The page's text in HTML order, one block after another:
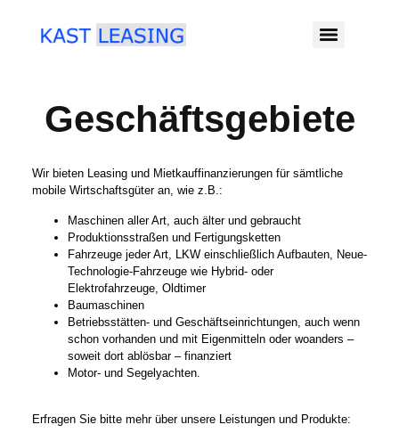
Geschäftsgebiete
Wir bieten Leasing und Mietkauffinanzierungen für sämtliche
mobile Wirtschaftsgüter an, wie z.B.:
Maschinen aller Art, auch älter und gebraucht
Produktionsstraßen und Fertigungsketten
Fahrzeuge jeder Art, LKW einschließlich Aufbauten, Neue-
Technologie-Fahrzeuge wie Hybrid- oder
Elektrofahrzeuge, Oldtimer
Baumaschinen
Betriebsstätten- und Geschäftseinrichtungen, auch wenn
schon vorhanden und mit Eigenmitteln oder woanders –
soweit dort ablösbar – finanziert
Motor- und Segelyachten.
Erfragen Sie bitte mehr über unsere Leistungen und Produkte: